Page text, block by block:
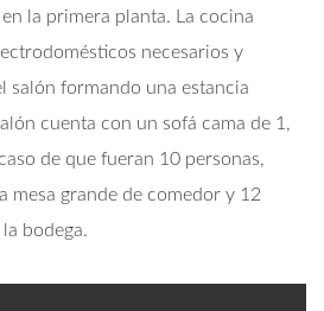
la primera planta. La cocina
necesarios y
salón formando una estancia
cuenta con un sofá cama de 1,
de que fueran 10 personas,
mesa grande de comedor y 12
bodega.